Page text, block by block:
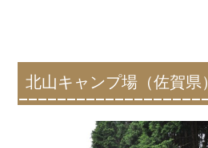
北山キャンプ場（佐賀県）